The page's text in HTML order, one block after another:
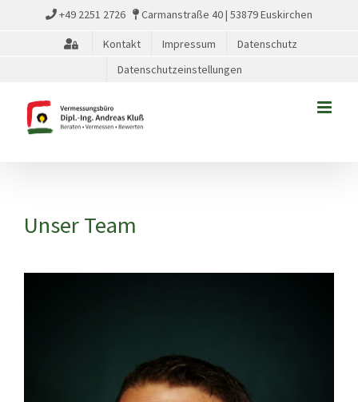
+49 2251 2726 Carmanstraße 40 | 53879 Euskirchen
Kontakt Impressum
Datenschutz
Datenschutzeinstellungen
Unser Team